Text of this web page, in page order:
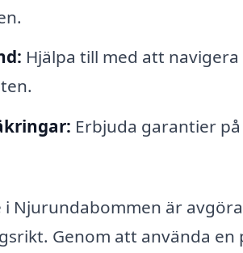
Hjälpa till med att
Erbjuda garantier
Njurundabommen är
Genom att använda en